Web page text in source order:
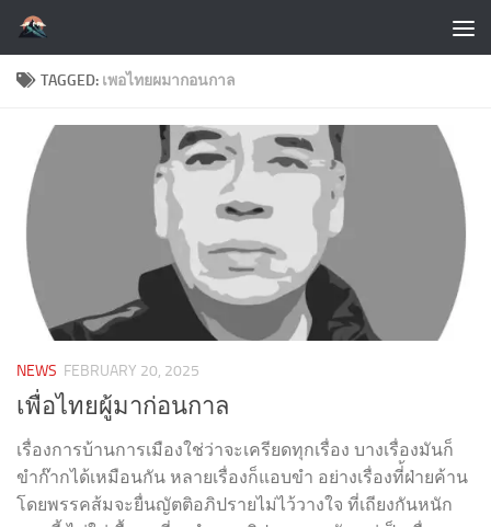
Skip to content
TAGGED: เพอไทยผมากอนกาล
NEWS FEBRUARY 20, 2025
เพื่อไทยผู้มาก่อนกาล
เรื่องการบ้านการเมืองใช่ว่าจะเครียดทุกเรื่อง บางเรื่องมันก็
ขำก๊ากได้เหมือนกัน หลายเรื่องก็แอบขำ อย่างเรื่องที่้ฝ่ายค้าน
โดยพรรคส้มจะยื่นญัตติอภิปรายไม่ไว้วางใจ ที่เถียงกันหนัก